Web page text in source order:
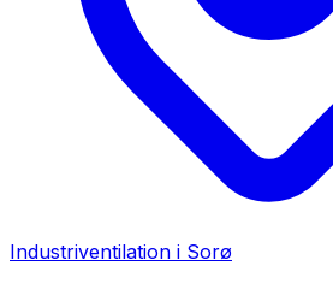
Industriventilation i Sorø